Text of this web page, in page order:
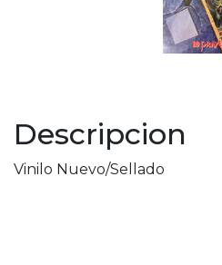
Descripcion
Vinilo Nuevo/Sellado